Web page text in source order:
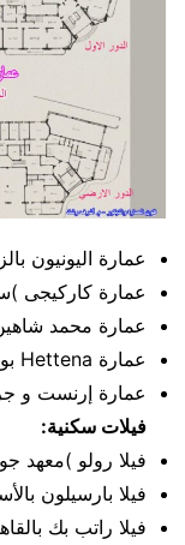
عمارة اليونيون
عمارة كاركيجى
عمارة محمد
عمارة Hettena بوسط البلد – القاهرة
عمارة إرنست و
فيلات سكنية:
فيلا رولو )معهد
فيلا بارسيلون
فيلا راتب بك بالقاهرة،